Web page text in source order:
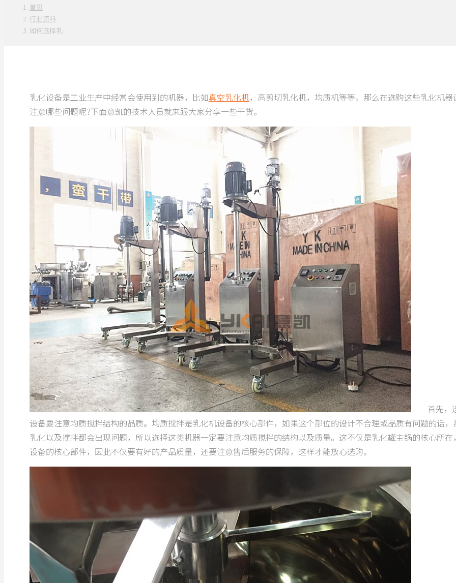
首页
行业资料
如何选择乳…
乳化设备是工业生产中经常会使用到的机器，比如真空乳化机，高剪切乳化机，均质机等等。那么在选购这些乳化机器
注意哪些问题呢?下面意凯的技术人员就来跟大家分享一些干货。
首先，
设备要注意均质搅拌结构的品质。均质搅拌是乳化机设备的核心部件，如果这个部位的设计不合理或品质有问题的话，
乳化以及搅拌都会出现问题，所以选择这类机器一定要注意均质搅拌的结构以及质量。这不仅是乳化罐主锅的核心所在
设备的核心部件，因此不仅要有好的产品质量，还要注意售后服务的保障，这样才能放心选购。